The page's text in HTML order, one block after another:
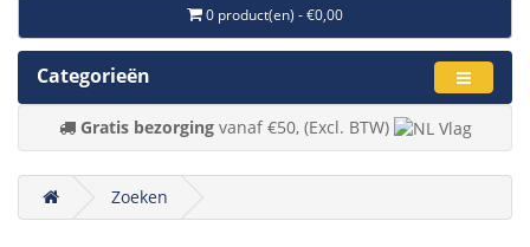
0 product(en) - €0,00
Categorieën
Gratis bezorgingvanaf €50, (Excl. BTW)
Zoeken